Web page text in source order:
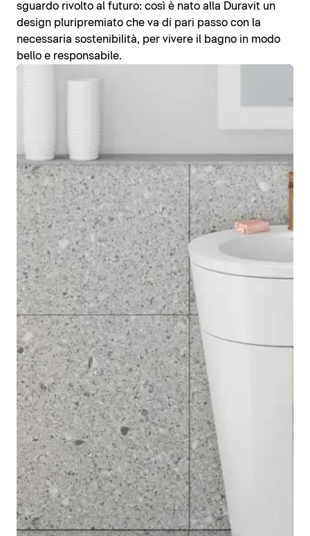
sguardo rivolto al futuro: così è nato alla Duravit un
design pluripremiato che va di pari passo con la
necessaria sostenibilità, per vivere il bagno in modo
bello e responsabile.